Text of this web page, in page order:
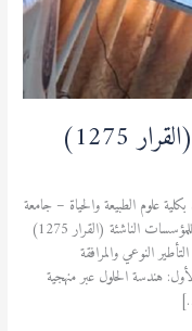
1275)
التكويني (القرار 1275) اختتمت بكلية علوم الطبيعة والحياة – جامعة
جيلالي ليابس بسيدي بلعباس، فعاليات البرنامج التكويني للمؤسسات الناشئة (القرار 1275)
النوعي والمرافقة
هندسة الحلول عبر منهجية